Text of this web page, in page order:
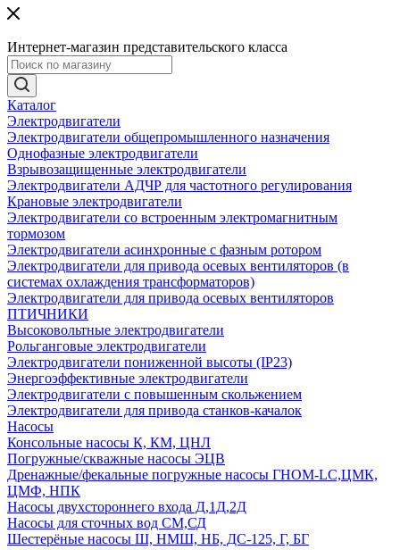
Интернет-магазин представительского класса
Каталог
Электродвигатели
Электродвигатели общепромышленного назначения
Однофазные электродвигатели
Взрывозащищенные электродвигатели
Электродвигатели АДЧР для частотного регулирования
Крановые электродвигатели
Электродвигатели со встроенным электромагнитным
тормозом
Электродвигатели асинхронные с фазным ротором
Электродвигатели для привода осевых вентиляторов (в
системах охлаждения трансформаторов)
Электродвигатели для привода осевых вентиляторов
ПТИЧНИКИ
Высоковольтные электродвигатели
Рольганговые электродвигатели
Электродвигатели пониженной высоты (IP23)
Энергоэффективные электродвигатели
Электродвигатели с повышенным скольжением
Электродвигатели для привода станков-качалок
Насосы
Консольные насосы К, КМ, ЦНЛ
Погружные/скважные насосы ЭЦВ
Дренажные/фекальные погружные насосы ГНОМ-LC,ЦМК,
ЦМФ, НПК
Насосы двухстороннего входа Д,1Д,2Д
Насосы для сточных вод СМ,СД
Шестерёные насосы Ш, НМШ, НБ, ДС-125, Г, БГ